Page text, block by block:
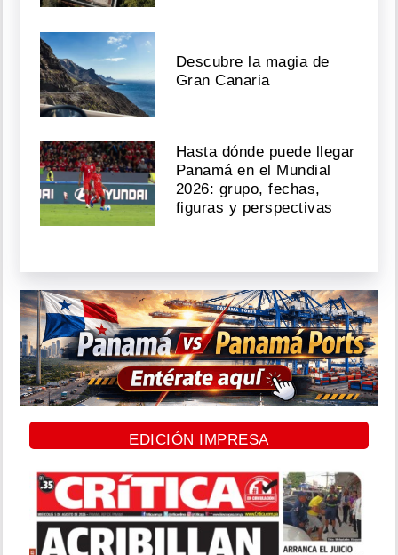
Descubre la magia de
Gran Canaria
Hasta dónde puede llegar
Panamá en el Mundial
2026: grupo, fechas,
figuras y perspectivas
EDICIÓN IMPRESA